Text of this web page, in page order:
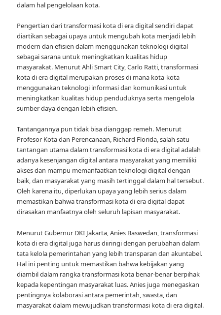
dalam hal pengelolaan kota.
Pengertian dari transformasi kota di era digital sendiri dapat
diartikan sebagai upaya untuk mengubah kota menjadi lebih
modern dan efisien dalam menggunakan teknologi digital
sebagai sarana untuk meningkatkan kualitas hidup
masyarakat. Menurut Ahli Smart City, Carlo Ratti, transformasi
kota di era digital merupakan proses di mana kota-kota
menggunakan teknologi informasi dan komunikasi untuk
meningkatkan kualitas hidup penduduknya serta mengelola
sumber daya dengan lebih efisien.
Tantangannya pun tidak bisa dianggap remeh. Menurut
Profesor Kota dan Perencanaan, Richard Florida, salah satu
tantangan utama dalam transformasi kota di era digital adalah
adanya kesenjangan digital antara masyarakat yang memiliki
akses dan mampu memanfaatkan teknologi digital dengan
baik, dan masyarakat yang masih tertinggal dalam hal tersebut.
Oleh karena itu, diperlukan upaya yang lebih serius dalam
memastikan bahwa transformasi kota di era digital dapat
dirasakan manfaatnya oleh seluruh lapisan masyarakat.
Menurut Gubernur DKI Jakarta, Anies Baswedan, transformasi
kota di era digital juga harus diiringi dengan perubahan dalam
tata kelola pemerintahan yang lebih transparan dan akuntabel.
Hal ini penting untuk memastikan bahwa kebijakan yang
diambil dalam rangka transformasi kota benar-benar berpihak
kepada kepentingan masyarakat luas. Anies juga menegaskan
pentingnya kolaborasi antara pemerintah, swasta, dan
masyarakat dalam mewujudkan transformasi kota di era digital.